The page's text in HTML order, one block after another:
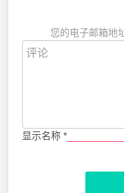
您的电子邮箱地
显示名称 *